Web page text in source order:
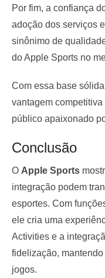
Por fim, a confiança
adoção dos serviços
sinônimo de
do Apple Sports no
Com essa base
vantagem
público apaixonado
Conclusão
O Apple Sports
integração podem
esportes. Com
ele cria uma
Activities e a
fidelização,
jogos.